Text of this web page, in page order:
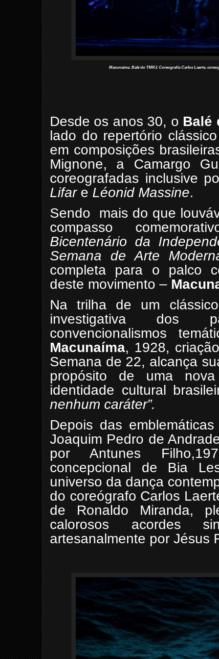
Macunaíma. Balé do TMRJ. Coreografia Carlos Laerte,
Desde os anos 30, o Balé
lado do repertório
em composições
Mignone, a Camargo
coreografadas inclusive
Lifare Léonid Massine.
Sendo
mais do que
compasso
Bicentenário da
Semana de Arte
completa para o palco
deste movimento –
Na trilha de um
investigativa dos
convencionalismos
Macunaíma, 1928,
Semana de 22, alcança
propósito de uma
identidade cultural
nenhum caráter”.
Depois das
Joaquim Pedro de
por Antunes
concepcional de Bia
universo da dança
do coreógrafo Carlos
de Ronaldo Miranda,
calorosos acordes
artesanalmente por Jésus